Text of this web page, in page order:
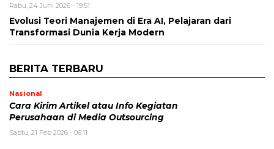
Rabu, 24 Juni 2026 - 19:51
Evolusi Teori Manajemen di Era AI, Pelajaran dari
Transformasi Dunia Kerja Modern
BERITA TERBARU
Nasional
Cara Kirim Artikel atau Info Kegiatan
Perusahaan di Media Outsourcing
Sabtu, 21 Feb 2026 - 06:11